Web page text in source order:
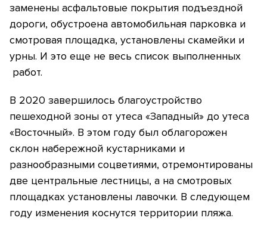
заменены асфальтовые покрытия подъездной
дороги, обустроена автомобильная парковка и
смотровая площадка, установлены скамейки и
урны. И это еще не весь список выполненных
работ.
В 2020 завершилось благоустройство
пешеходной зоны от утеса «Западный» до утеса
«Восточный». В этом году был облагорожен
склон набережной кустарниками и
разнообразными соцветиями, отремонтированы
две центральные лестницы, а на смотровых
площадках установлены лавочки. В следующем
году изменения коснутся территории пляжа.